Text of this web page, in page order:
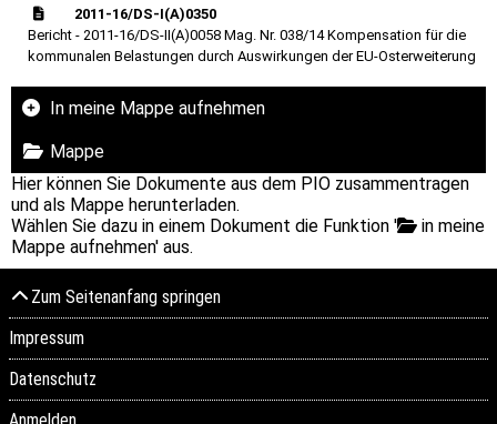
2011-16/DS-I(A)0350
Bericht - 2011-16/DS-II(A)0058 Mag. Nr. 038/14 Kompensation für die
kommunalen Belastungen durch Auswirkungen der EU-Osterweiterung
In meine Mappe aufnehmen
Mappe
Hier können Sie Dokumente aus dem PIO zusammentragen
und als Mappe herunterladen.
Wählen Sie dazu in einem Dokument die Funktion '
in meine
Mappe aufnehmen' aus.
Zum Seitenanfang springen
Impressum
Datenschutz
Anmelden